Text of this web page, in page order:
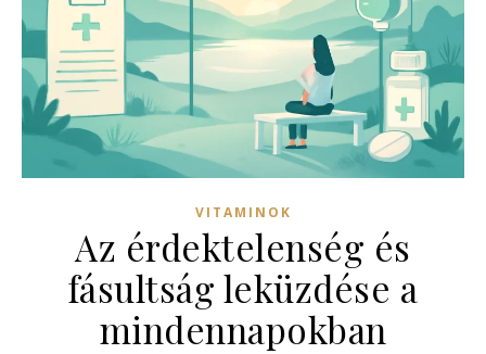
VITAMINOK
Az érdektelenség és
fásultság leküzdése a
mindennapokban